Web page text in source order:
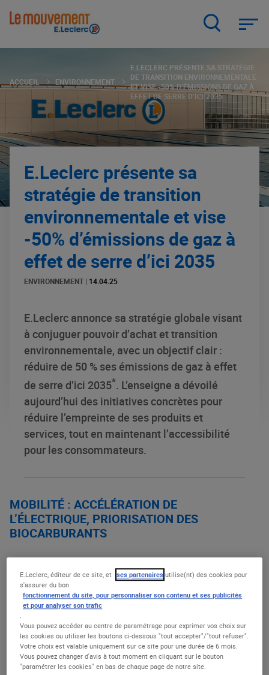
ACCUEIL ENVIRONNEMENT
E.LECLERC PRÉSENTE SA STRATÉGIE
DE TRANSITION ENVIRONNEMENTALE
ET VISE -50% D’ÉMISSIONS DE GAZ À
EFFET DE SERRE D’ICI 2035
E.Leclerc présente sa
stratégie de transition
environnementale et vise
-50% d’émissions de gaz à
effet de serre d’ici 2035
ENVIRONNEMENT | 14.04.25
E.Leclerc annonce sa stratégie globale visant
à conjuguer pouvoir d’achat et transition
environnementale, avec un objectif clair :
réduire de 50 % ses émissions de gaz à effet
de serre d’ici 2035*. L’enseigne a dévoilé
aujourd’hui des initiatives concrètes pour
réduire l’empreinte de ses produits et
services, tout en maintenant l’accessibilité
pour les consommateurs.
MOBILITÉ : ACCÉLÉRATION DE
L’ÉLECTRIQUE, PRIORISATION DES
BIOCARBURANTS
E.Leclerc annonce le lancement fin 2025 de
son offre de recharge pourvéhicules électriques, avec un
objectif ambitieux : équiper tous ses magasins, en
s’appuyant sur un réseau déjà implanté de 4 300 points de
charge. Simple, compétitive et incitative, cette nouvelle
offre s'articule autour de trois avantages clés :
Des prix compétitifs
E.Leclerc, éditeur de ce site, et ses partenaires utilise(nt) des cookies pour
s'assurer du bon
fonctionnement du site, pour personnaliser son contenu et ses publicités
et pour analyser son trafic
.
Vous pouvez accéder au centre de paramétrage pour exprimer vos choix sur
les cookies ou utiliser les boutons ci-dessous "tout accepter"/"tout refuser".
Votre choix est valable uniquement sur ce site pour une durée de 6 mois.
Vous pouvez changer d'avis à tout moment en cliquant sur le bouton
"paramétrer les cookies" en bas de chaque page de notre site.